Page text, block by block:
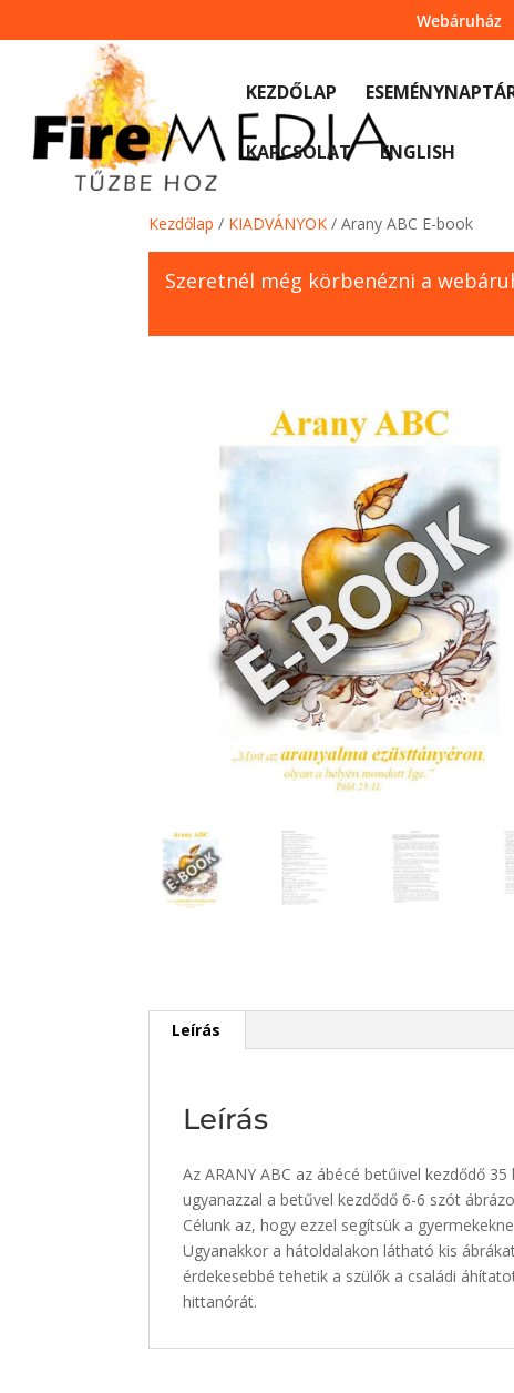
content
Webáruház
KEZDŐLAP
KAPCSOLAT ENGLISH
Kezdőlap / KIADVÁNYOK / Arany ABC E-book
Szeretnél még körbenézni a
Leírás
Leírás
Az ARANY ABC az ábécé betűivel kezdődő
ugyanazzal a betűvel kezdődő 6-6 szót
Célunk az, hogy ezzel segítsük a
Ugyanakkor a hátoldalakon látható kis
érdekesebbé tehetik a szülők a családi
hittanórát.